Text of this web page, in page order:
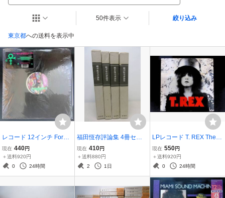
東京都への送料を表示中
50件表示 絞り込み
レコード 12インチ Forme
rly Known As Prince The
Most Beautiful Girl In The
World プリンス YL056-
現在 440円
＋送料920円
0
24時間
福田恆存評論集 4冊セッ
ト（3、5、6、7）新潮
社 棚ろ
現在 410円
＋送料880円
2
1日
LPレコード T. REX The Sl
ider SP20-5059 YL065-
026
現在 550円
＋送料920円
0
24時間